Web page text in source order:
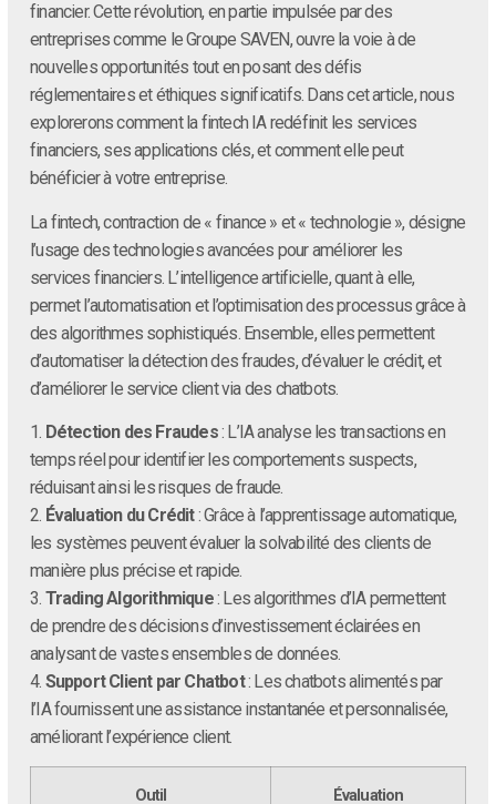
financier. Cette révolution, en partie impulsée par des
entreprises comme le Groupe SAVEN, ouvre la voie à de
nouvelles opportunités tout en posant des défis
réglementaires et éthiques significatifs. Dans cet article, nous
explorerons comment la fintech IA redéfinit les services
financiers, ses applications clés, et comment elle peut
bénéficier à votre entreprise.
La fintech, contraction de « finance » et « technologie », désigne
l’usage des technologies avancées pour améliorer les
services financiers. L’intelligence artificielle, quant à elle,
permet l’automatisation et l’optimisation des processus grâce à
des algorithmes sophistiqués. Ensemble, elles permettent
d’automatiser la détection des fraudes, d’évaluer le crédit, et
d’améliorer le service client via des chatbots.
1. Détection des Fraudes: L’IA analyse les transactions en
temps réel pour identifier les comportements suspects,
réduisant ainsi les risques de fraude.
2. Évaluation du Crédit: Grâce à l’apprentissage automatique,
les systèmes peuvent évaluer la solvabilité des clients de
manière plus précise et rapide.
3. Trading Algorithmique: Les algorithmes d’IA permettent
de prendre des décisions d’investissement éclairées en
analysant de vastes ensembles de données.
4. Support Client par Chatbot: Les chatbots alimentés par
l’IA fournissent une assistance instantanée et personnalisée,
améliorant l’expérience client.
Outil Évaluation